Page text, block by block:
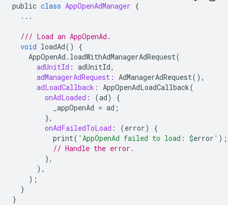
public class AppOpenAdManager {
...
/// Load an AppOpenAd.
void loadAd()
{
AppOpenAd . loadWithAdManagerAdRequest(
adUnitId: adUnitId,
adManagerAdRequest: AdManagerAdRequest(),
adLoadCallback: AppOpenAdLoadCallback(
onAdLoaded:
(ad)
{
_appOpenAd = ad ;
},
onAdFailedToLoad:
(error)
{
print( 'AppOpenAd failed to load: $error ' );
// Handle the error.
},
),
);
}
}